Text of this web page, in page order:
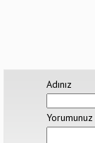
Adınız
Yorumunuz